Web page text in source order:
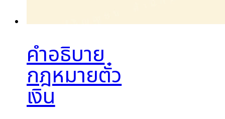
คำอธิบาย
กฎหมายตั๋ว
เงิน